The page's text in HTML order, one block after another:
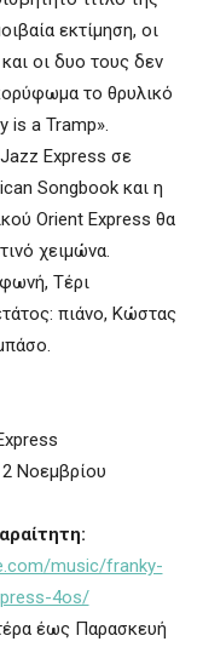
εκτίμηση, οι
οι δυο τους δεν
το θρυλικό
is a Tramp».
Express σε
Songbook και η
Orient Express θα
χειμώνα.
, Τέρι
: πιάνο, Κώστας
.
Νοεμβρίου
music/franky-
4os/
έως Παρασκευή